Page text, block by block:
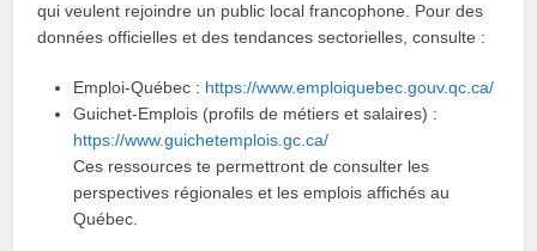
qui veulent rejoindre un public local francophone. Pour des
données officielles et des tendances sectorielles, consulte :
Emploi-Québec : https://www.emploiquebec.gouv.qc.ca/
Guichet-Emplois (profils de métiers et salaires) :
https://www.guichetemplois.gc.ca/
Ces ressources te permettront de consulter les
perspectives régionales et les emplois affichés au
Québec.